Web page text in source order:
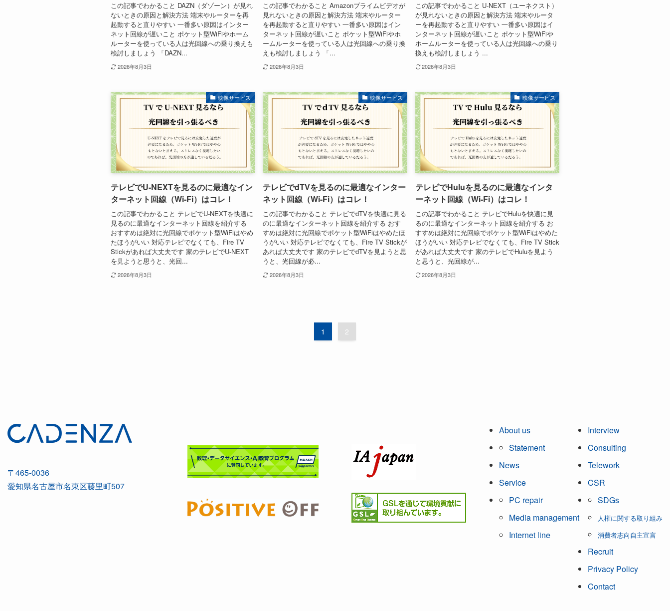
この記事でわかること DAZN（ダゾーン）が見れ
ないときの原因と解決方法 端末やルーターを再
起動すると直りやすい 一番多い原因はインター
ネット回線が遅いこと ポケット型WiFiやホーム
ルーターを使っている人は光回線への乗り換えも
検討しましょう 「DAZN...
2026年8月3日
この記事でわかること Amazonプライムビデオが
見れないときの原因と解決方法 端末やルーター
を再起動すると直りやすい 一番多い原因はイン
ターネット回線が遅いこと ポケット型WiFiやホ
ームルーターを使っている人は光回線への乗り換
えも検討しましょう 「...
2026年8月3日
この記事でわかること U-NEXT（ユーネクスト）
が見れないときの原因と解決方法 端末やルータ
ーを再起動すると直りやすい 一番多い原因はイ
ンターネット回線が遅いこと ポケット型WiFiや
ホームルーターを使っている人は光回線への乗り
換えも検討しましょう ...
2026年8月3日
映像サービス
テレビでU-NEXTを見るのに最適なイン
ターネット回線（Wi-Fi）はコレ！
この記事でわかること テレビでU-NEXTを快適に
見るのに最適なインターネット回線を紹介する
おすすめは絶対に光回線でポケット型WiFiはやめ
たほうがいい 対応テレビでなくても、Fire TV
Stickがあれば大丈夫です 家のテレビでU-NEXT
を見ようと思うと、光回...
2026年8月3日
映像サービス
テレビでdTVを見るのに最適なインター
ネット回線（Wi-Fi）はコレ！
この記事でわかること テレビでdTVを快適に見る
のに最適なインターネット回線を紹介する おす
すめは絶対に光回線でポケット型WiFiはやめたほ
うがいい 対応テレビでなくても、Fire TV Stickが
あれば大丈夫です 家のテレビでdTVを見ようと思
うと、光回線が必...
2026年8月3日
映像サービス
テレビでHuluを見るのに最適なインタ
ーネット回線（Wi-Fi）はコレ！
この記事でわかること テレビでHuluを快適に見
るのに最適なインターネット回線を紹介する お
すすめは絶対に光回線でポケット型WiFiはやめた
ほうがいい 対応テレビでなくても、Fire TV Stick
があれば大丈夫です 家のテレビでHuluを見よう
と思うと、光回線が...
2026年8月3日
1 2
〒465-0036
愛知県名古屋市名東区藤里町507
About us
Statement
News
Service
PC repair
Media management
Internet line
Interview
Consulting
Telework
CSR
SDGs
人権に関する取り組み
消費者志向自主宣言
Recruit
Privacy Policy
Contact